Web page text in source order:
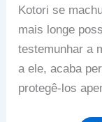
Kotori se
mais longe
testemunhar a
a ele, acaba
protegê-los